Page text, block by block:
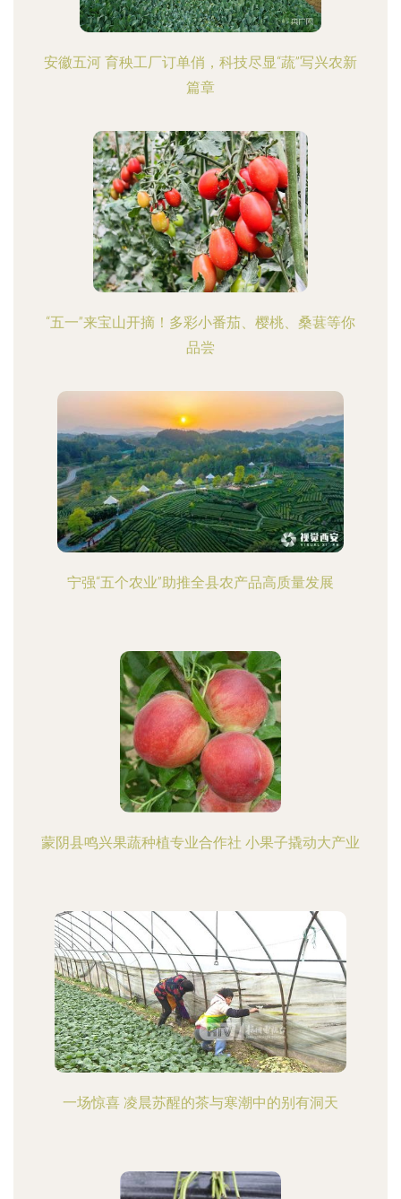
安徽五河 育秧工厂订单俏，科技尽显“蔬”写兴农新
篇章
“五一”来宝山开摘！多彩小番茄、樱桃、桑葚等你
品尝
宁强“五个农业”助推全县农产品高质量发展
蒙阴县鸣兴果蔬种植专业合作社 小果子撬动大产业
一场惊喜 凌晨苏醒的茶与寒潮中的别有洞天